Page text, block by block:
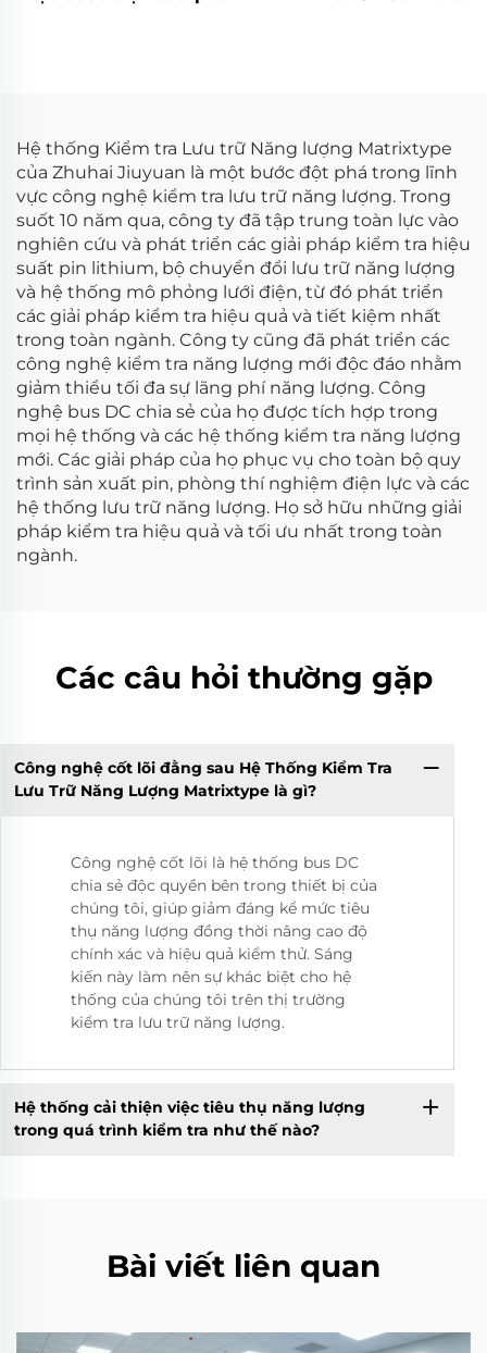
Hệ thống Kiểm tra Lưu trữ Năng lượng Matrixtype
của Zhuhai Jiuyuan là một bước đột phá trong lĩnh
vực công nghệ kiểm tra lưu trữ năng lượng. Trong
suốt 10 năm qua, công ty đã tập trung toàn lực vào
nghiên cứu và phát triển các giải pháp kiểm tra hiệu
suất pin lithium, bộ chuyển đổi lưu trữ năng lượng
và hệ thống mô phỏng lưới điện, từ đó phát triển
các giải pháp kiểm tra hiệu quả và tiết kiệm nhất
trong toàn ngành. Công ty cũng đã phát triển các
công nghệ kiểm tra năng lượng mới độc đáo nhằm
giảm thiểu tối đa sự lãng phí năng lượng. Công
nghệ bus DC chia sẻ của họ được tích hợp trong
mọi hệ thống và các hệ thống kiểm tra năng lượng
mới. Các giải pháp của họ phục vụ cho toàn bộ quy
trình sản xuất pin, phòng thí nghiệm điện lực và các
hệ thống lưu trữ năng lượng. Họ sở hữu những giải
pháp kiểm tra hiệu quả và tối ưu nhất trong toàn
ngành.
Các câu hỏi thường gặp
Công nghệ cốt lõi đằng sau Hệ Thống Kiểm Tra
Lưu Trữ Năng Lượng Matrixtype là gì?
Công nghệ cốt lõi là hệ thống bus DC
chia sẻ độc quyền bên trong thiết bị của
chúng tôi, giúp giảm đáng kể mức tiêu
thụ năng lượng đồng thời nâng cao độ
chính xác và hiệu quả kiểm thử. Sáng
kiến này làm nên sự khác biệt cho hệ
thống của chúng tôi trên thị trường
kiểm tra lưu trữ năng lượng.
Hệ thống cải thiện việc tiêu thụ năng lượng
trong quá trình kiểm tra như thế nào?
Bài viết liên quan